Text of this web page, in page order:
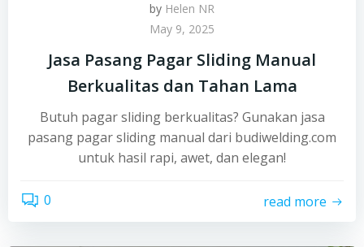
by Helen NR
May 9, 2025
Jasa Pasang Pagar Sliding Manual
Berkualitas dan Tahan Lama
Butuh pagar sliding berkualitas? Gunakan jasa
pasang pagar sliding manual dari budiwelding.com
untuk hasil rapi, awet, dan elegan!
0 read more